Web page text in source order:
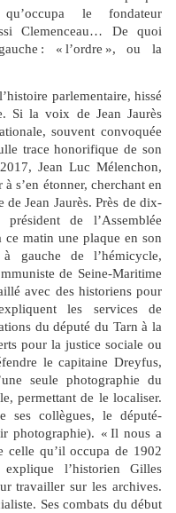
le fondateur
Clemenceau… De quoi
: « l’ordre », ou la
parlementaire, hissé
Si la voix de Jean Jaurès
souvent convoquée
trace honorifique de son
Jean Luc Mélenchon,
s’en étonner, cherchant en
Jean Jaurès. Près de dix-
de l’Assemblée
matin une plaque en son
gauche de l’hémicycle,
de Seine-Maritime
avec des historiens pour
les services de
du député du Tarn à la
pour la justice sociale ou
le capitaine Dreyfus,
seule photographie du
permettant de le localiser.
collègues, le député-
photographie). « Il nous a
celle qu’il occupa de 1902
l’historien Gilles
travailler sur les archives.
Ses combats du début